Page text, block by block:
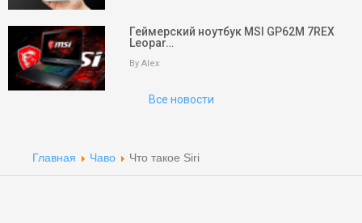
Геймерский ноутбук MSI GP62M 7REX
Leopar…
By Alex
Все новости
Главная Чаво Что такое Siri